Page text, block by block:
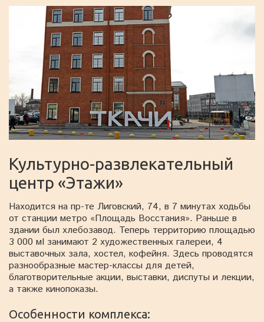
Культурно-развлекательный
центр «Этажи»
Находится на пр-те Лиговский, 74, в 7 минутах ходьбы
от станции метро «Площадь Восстания». Раньше в
здании был хлебозавод. Теперь территорию площадью
3 000 мІ занимают 2 художественных галереи, 4
выставочных зала, хостел, кофейня. Здесь проводятся
разнообразные мастер-классы для детей,
благотворительные акции, выставки, диспуты и лекции,
а также кинопоказы.
Особенности комплекса: